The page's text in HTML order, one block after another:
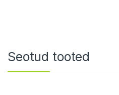
Seotud tooted